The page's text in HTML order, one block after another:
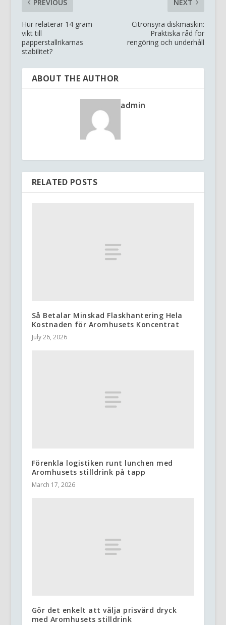
PREVIOUS
Hur relaterar 14 gram
vikt till
papperstallrikarnas
stabilitet?
NEXT
Citronsyra diskmaskin:
Praktiska råd för
rengöring och underhåll
ABOUT THE AUTHOR
admin
RELATED POSTS
Så Betalar Minskad Flaskhantering Hela
Kostnaden för Aromhusets Koncentrat
July 26, 2026
Förenkla logistiken runt lunchen med
Aromhusets stilldrink på tapp
March 17, 2026
Gör det enkelt att välja prisvärd dryck
med Aromhusets stilldrink